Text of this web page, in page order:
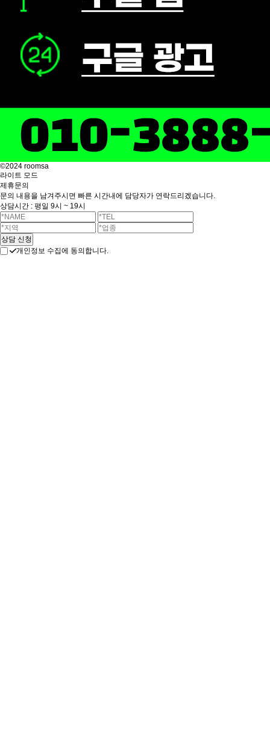
©2024 roomsa
라이트 모드
제휴문의
문의 내용을 남겨주시면 빠른 시간내에 담당자가 연락드리겠습니다.
상담시간 : 평일 9시 ~ 19시
개인정보 수집에 동의합니다.